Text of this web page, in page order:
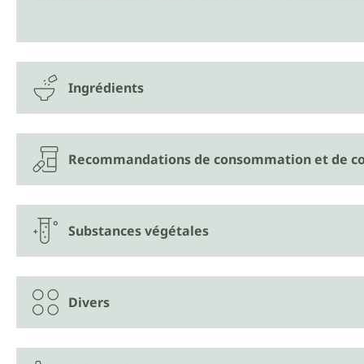
Ingrédients
Recommandations de consommation et de
Substances végétales
Divers